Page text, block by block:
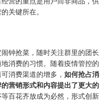
关键所在。
钟抢菜，随时关注群里的团长
消费的习惯。随着疫情管控的
消费渠道的增多， 如何抢占消
营销形式和内容提出了更大的
百花齐放成为必然，形式创新